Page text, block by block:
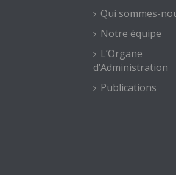
Qui sommes-
Notre équipe
L’Organe
d’Administration
Publications